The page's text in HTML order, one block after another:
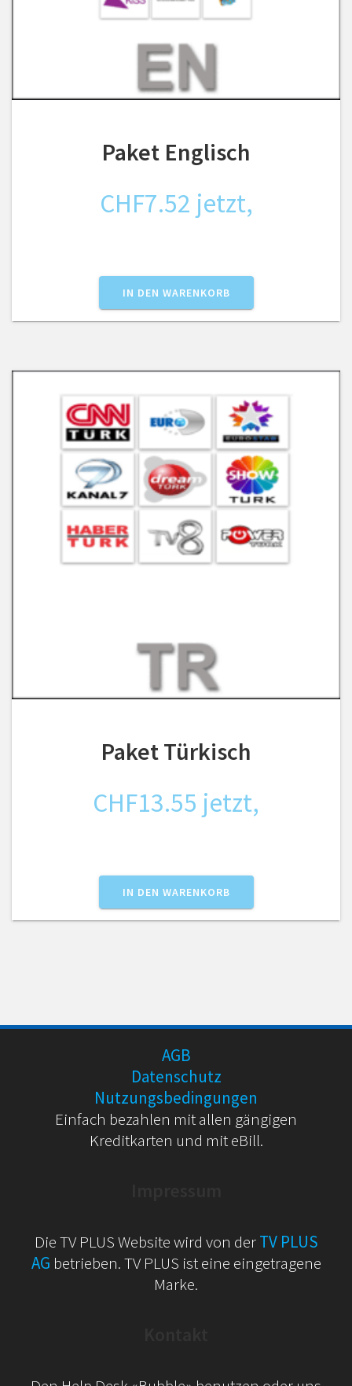
Paket Englisch
CHF7.52 jetzt,
IN DEN WARENKORB
Paket Türkisch
CHF13.55 jetzt,
IN DEN WARENKORB
AGB
Datenschutz
Nutzungsbedingungen
Einfach bezahlen mit allen gängigen
Kreditkarten und mit eBill.
Die TV PLUS Website wird von derTV PLUS
AG betrieben. TV PLUS ist eine eingetragene
Marke.